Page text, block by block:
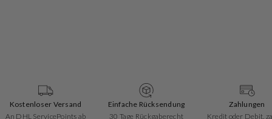
Kostenloser Versand
An DHL ServicePoints ab
Einfache Rücksendung
30 Tage Rückgaberecht
Zahlungen
Kredit oder Debit,